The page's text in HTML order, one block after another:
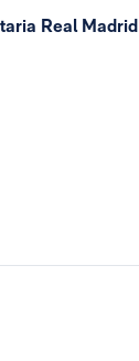
Real Madrid